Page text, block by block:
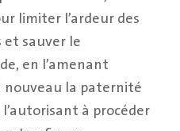
limiter l’ardeur des
sauver le
en l’amenant
nouveau la paternité
à procéder